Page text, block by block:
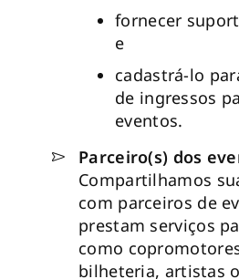
fornecer
e
cadastrá-lo
de ingressos
eventos.
Parceiro(s) dos
Compartilhamos
com parceiros de
prestam serviços
como
bilheteria, artistas